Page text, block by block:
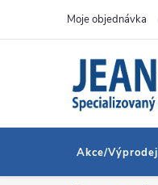
Moje objednávka
Akce/Výprodej